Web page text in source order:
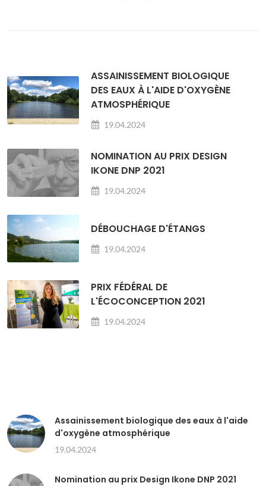
ASSAINISSEMENT BIOLOGIQUE
DES EAUX À L'AIDE D'OXYGÈNE
ATMOSPHÉRIQUE
19.04.2024
NOMINATION AU PRIX DESIGN
IKONE DNP 2021
19.04.2024
DÉBOUCHAGE D'ÉTANGS
19.04.2024
PRIX FÉDÉRAL DE
L'ÉCOCONCEPTION 2021
19.04.2024
Assainissement biologique des eaux à l'aide
d'oxygène atmosphérique
19.04.2024
Nomination au prix Design Ikone DNP 2021